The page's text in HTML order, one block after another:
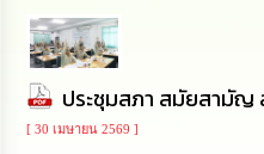
นโยบาย
No
Gift
Policy
ประชุมสภา สมัยสามัญ
[ 30 เมษายน 2569 ]